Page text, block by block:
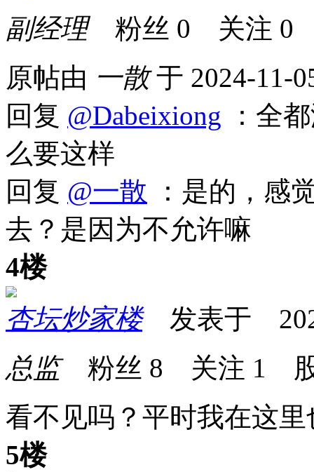
副经理粉丝 0 关注 0
原帖由 一散于 2024-11-
回复 @Dabeixiong ：全
么要这样
回复 @一散 ：是的，感
去？是因为不允许嘛
4楼
杏坛炒家楼发表于
总监粉丝 8 关注 1
看不见吗？平时我在这
5楼